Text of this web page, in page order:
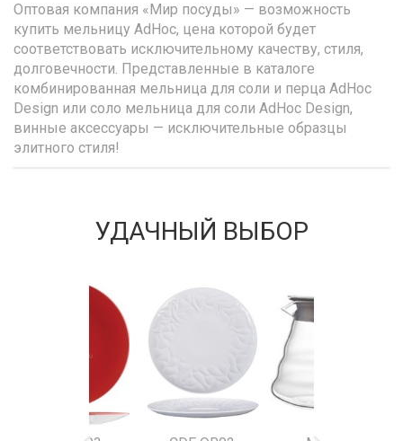
Оптовая компания «Мир посуды» — возможность
купить мельницу AdHoc, цена которой будет
соответствовать исключительному качеству, стиля,
долговечности. Представленные в каталоге
комбинированная мельница для соли и перца AdHoc
Design или соло мельница для соли AdHoc Design,
винные аксессуары — исключительные образцы
элитного стиля!
УДАЧНЫЙ ВЫБОР